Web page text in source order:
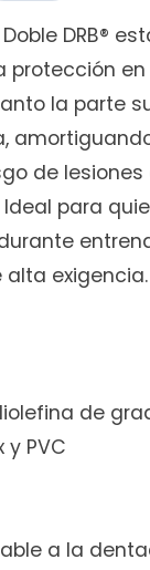
DRB®
protección
la parte
de
para
exigencia.
de
y PVC
a la